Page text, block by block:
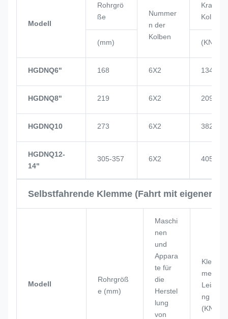
Modell
Rohrgrö
ße
Nummer
n der
Kolben
Kraft
Kolben
(mm) (KN)
HGDNQ6" 168 6X2 134
HGDNQ8" 219 6X2 209
HGDNQ10 273 6X2 382
HGDNQ12-
14"
305-357 6X2 405
Selbstfahrende Klemme (Fahrt mit eigener
Modell
Rohrgröß
e (mm)
Maschi
nen
und
Appara
te für
die
Herstel
lung
von
Klem
men
Leistu
ng
(KN)